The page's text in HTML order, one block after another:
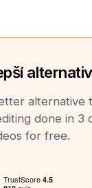
alternative
done in 3
for free.